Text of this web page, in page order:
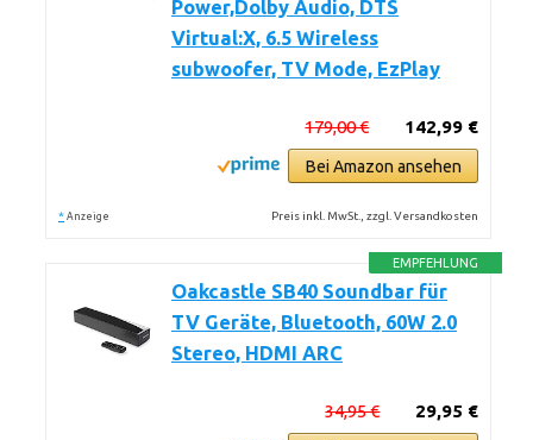
Power,Dolby Audio, DTS
Virtual:X, 6.5 Wireless
subwoofer, TV Mode, EzPlay
142,99 €
179,00 €
Bei Amazon ansehen
* Anzeige Preis inkl. MwSt., zzgl. Versandkosten
EMPFEHLUNG
Oakcastle SB40 Soundbar für
TV Geräte, Bluetooth, 60W 2.0
Stereo, HDMI ARC
29,95 €
34,95 €